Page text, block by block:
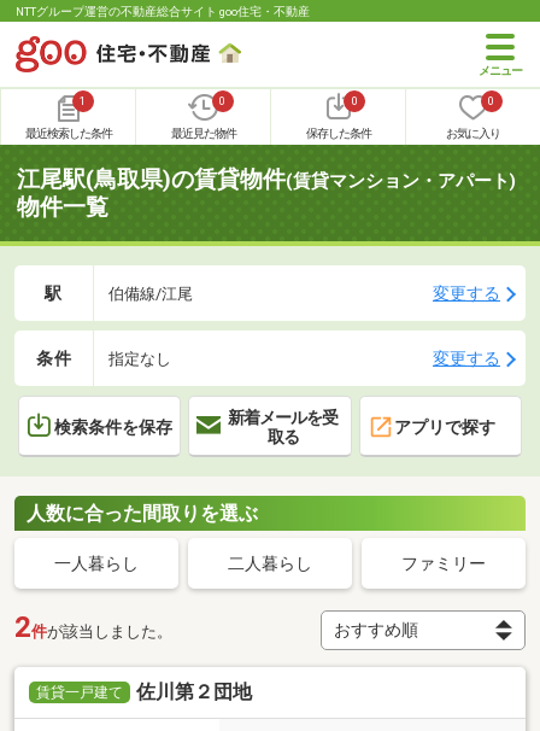
NTTグループ運営の不動産総合サイト goo住宅・不動産
1
最近検索した条件
0
最近見た物件
0
保存した条件
0
お気に入り
江尾駅(鳥取県)の賃貸物件(賃貸マンション・アパート)
物件一覧
駅 伯備線/江尾 変更する
条件 指定なし 変更する
検索条件を保存
新着メールを受
取る
アプリで探す
人数に合った間取りを選ぶ
一人暮らし 二人暮らし ファミリー
2件が該当しました。
賃貸一戸建て 佐川第２団地